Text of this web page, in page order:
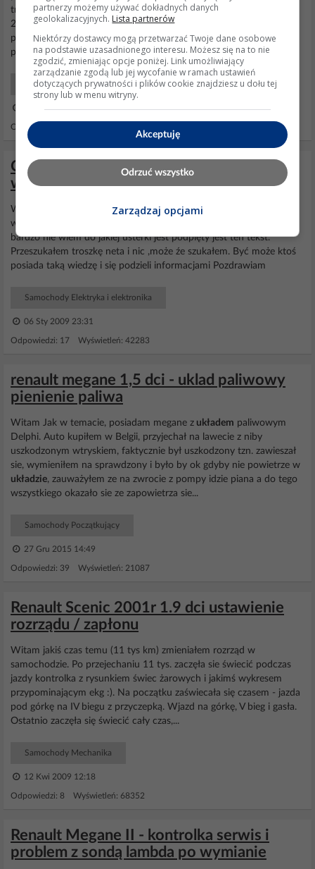
trybie serwisowym max do ok 2000 obrotów zmieniony filtr paliwa
2x, zawór na listwie, sprawdzony zbiornik pod katem zabrudzeń,
pod komputerem wszystko ok, proszę o rade jak sobie z tym
poradziłeś pozdrawiam Marcin tel 501 273...
Samochody Mechanika
16 Lis 2017 11:16
Odpowiedzi: 1 Wyświetleń: 948
Clio3 1.6 16V i Komunikat sprawdź układ
wydechowy
Witam serdecznie Mam problem z Clio jak w temacie. Problem to
wyświetlany komunikat o treści sprawdź
bardzo nie wiem do jakiej usterki jest podpięty jest ten tekst.
Przeszukałem troszkę neta i nic ,może źe szukałem. Być może ktoś
posiada taką wiedzę i się podzieli informacjami Pozdrawiam
Samochody Elektryka i elektronika
06 Sty 2009 23:31
Odpowiedzi: 17 Wyświetleń: 42283
renault megane 1,5 dci - uklad paliwowy
pienienie paliwa
Witam Jak w temacie, posiadam megane z układem paliwowym
Delphi. Auto kupiłem w Belgii, przyjechał na lawecie z niby
uszkodzonym wtryskiem, faktycznie był uszkodzony tzn. zawieszał
sie, wymieniłem na sprawdzony i było by ok gdyby nie powietrze w
układzie, zauważyłem ze na zwrocie z pompy idzie piana a do tego
wszystkiego okazało sie ze zapowietrza sie...
Samochody Początkujący
27 Gru 2015 14:49
Odpowiedzi: 39 Wyświetleń: 21087
Renault Scenic 2001r 1.9 dci ustawienie
rozrządu / zapłonu
Witam jakiś czas temu (11 tys km) zmieniałem rozrząd w
samochodzie. Po przejechaniu 11 tys. zaczęła sie świecić podczas
jazdy kontrolka z rysunkiem świec żarowych i jakimś wykresem
przypominającym ekg :). Na początku zaświecała się czasem - jazda
pod górkę na IV biegu z przyczepką. Wjazd na górkę, V bieg i gasła.
Ostatnio zaczęła się świecić cały czas,...
Samochody Mechanika
12 Kwi 2009 12:18
Odpowiedzi: 8 Wyświetleń: 68352
Renault Megane II - kontrolka serwis i
problem z sondą lambda po wymianie
partnerzy możemy używać dokładnych danych
geolokalizacyjnych. Lista partnerów
Niektórzy dostawcy mogą przetwarzać Twoje dane osobowe
na podstawie uzasadnionego interesu. Możesz się na to nie
zgodzić, zmieniając opcje poniżej. Link umożliwiający
zarządzanie zgodą lub jej wycofanie w ramach ustawień
dotyczących prywatności i plików cookie znajdziesz u dołu tej
strony lub w menu witryny.
Akceptuję
Odrzuć wszystko
Zarządzaj opcjami